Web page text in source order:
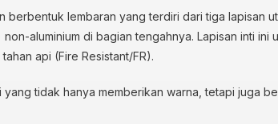
berbentuk lembaran yang terdiri dari tiga lapisan
aluminium di bagian tengahnya. Lapisan inti ini
api (Fire Resistant/FR).
tidak hanya memberikan warna, tetapi juga